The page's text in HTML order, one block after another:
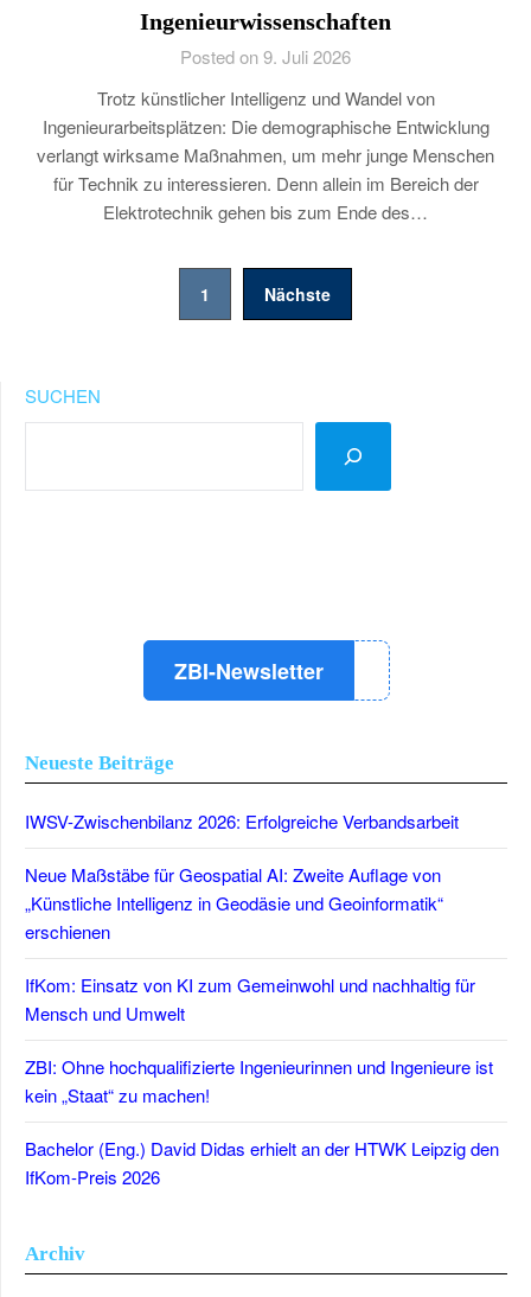
Ingenieurwissenschaften
Posted on 9. Juli 2026
Trotz künstlicher Intelligenz und Wandel von
Ingenieurarbeitsplätzen: Die demographische Entwicklung
verlangt wirksame Maßnahmen, um mehr junge Menschen
für Technik zu interessieren. Denn allein im Bereich der
Elektrotechnik gehen bis zum Ende des…
Seitennummerierung
1 Nächste
SUCHEN
ZBI-Newsletter
Neueste Beiträge
IWSV-Zwischenbilanz 2026: Erfolgreiche Verbandsarbeit
Neue Maßstäbe für Geospatial AI: Zweite Auflage von
„Künstliche Intelligenz in Geodäsie und Geoinformatik“
erschienen
IfKom: Einsatz von KI zum Gemeinwohl und nachhaltig für
Mensch und Umwelt
ZBI: Ohne hochqualifizierte Ingenieurinnen und Ingenieure ist
kein „Staat“ zu machen!
Bachelor (Eng.) David Didas erhielt an der HTWK Leipzig den
IfKom-Preis 2026
Archiv